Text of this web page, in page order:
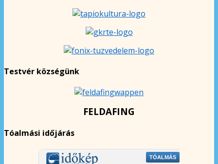
Testvér községünk
FELDAFING
Tóalmási időjárás